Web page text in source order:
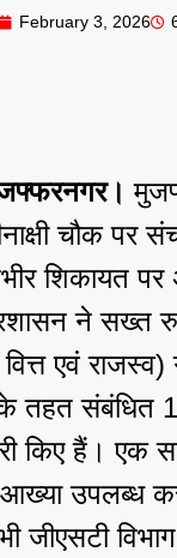
February 3, 2026
चौक पर
शिकायत पर
ने सख्त
वित्त एवं
तहत संबंधित
किए हैं। एक
उपलब्ध
जीएसटी